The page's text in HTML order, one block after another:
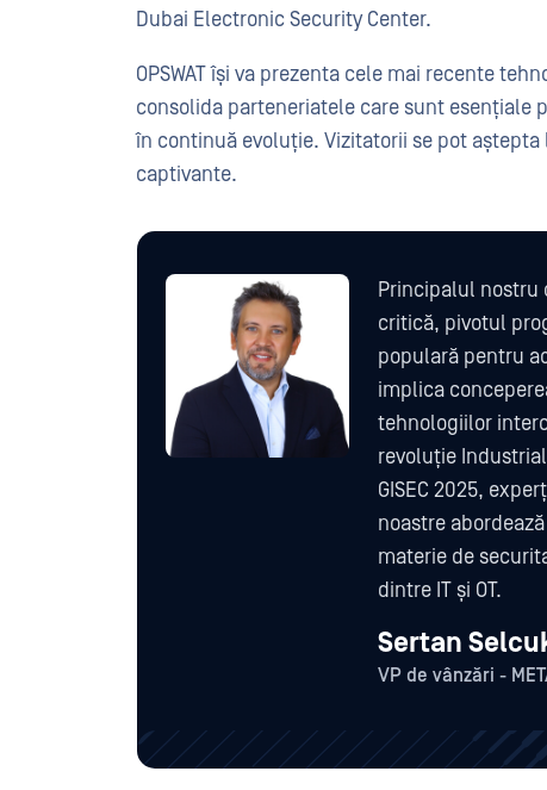
Dubai Electronic Security Center.
OPSWAT își va prezenta cele mai recente
consolida parteneriatele care sunt
în continuă evoluție. Vizitatorii se pot
captivante.
Principalul nostru
critică, pivotul
populară pentru
implica
tehnologiilor
revoluție
GISEC 2025,
noastre
materie de
dintre IT și OT.
Sertan
VP de vânzări -